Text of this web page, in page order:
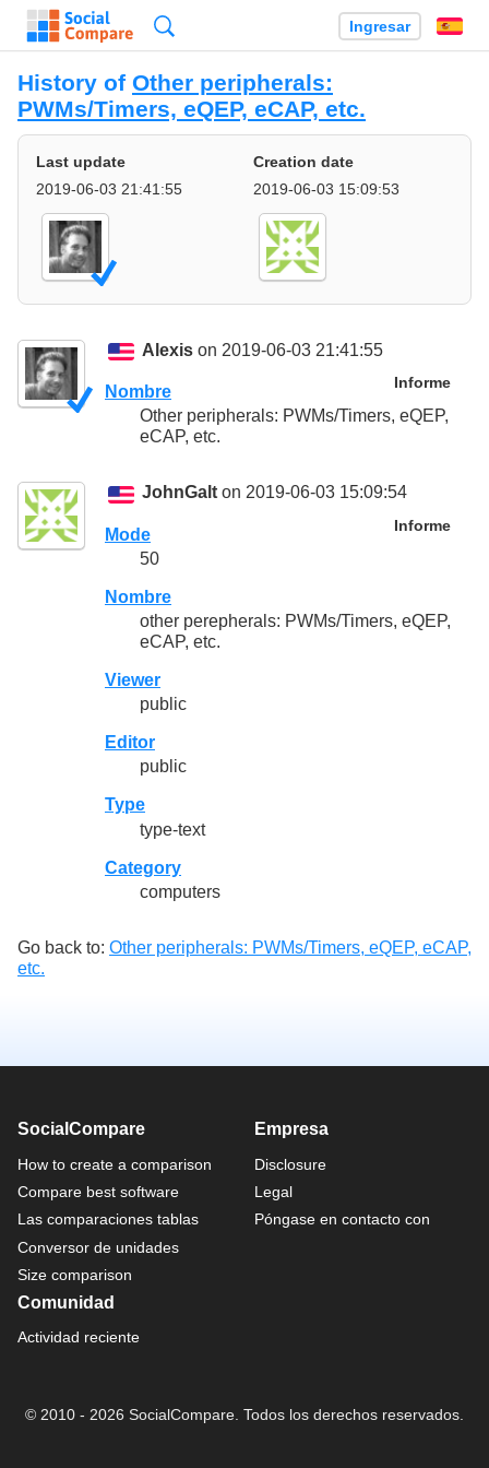
Ingresar
History of Other peripherals:
PWMs/Timers, eQEP, eCAP, etc.
Last update
2019-06-03 21:41:55
Creation date
2019-06-03 15:09:53
Alexis on 2019-06-03 21:41:55
Informe
Nombre
Other peripherals: PWMs/Timers, eQEP,
eCAP, etc.
JohnGalt on 2019-06-03 15:09:54
Informe
Mode
50
Nombre
other perepherals: PWMs/Timers, eQEP,
eCAP, etc.
Viewer
public
Editor
public
Type
type-text
Category
computers
Go back to: Other peripherals: PWMs/Timers, eQEP, eCAP,
etc.
SocialCompare
How to create a comparison
Compare best software
Las comparaciones tablas
Conversor de unidades
Size comparison
Empresa
Disclosure
Legal
Póngase en contacto con
Comunidad
Actividad reciente
© 2010 - 2026 SocialCompare. Todos los derechos reservados.